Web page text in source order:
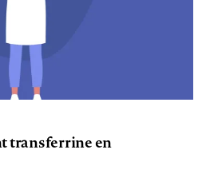
transferrine en